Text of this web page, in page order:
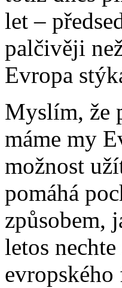
let –
palčivěji
Evropa
Myslím, že
máme my
možnost
pomáhá
způsobem,
letos